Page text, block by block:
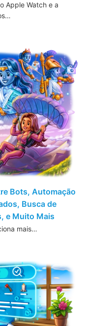
Apple Watch e a
Bots, Automação
Busca de
e Muito Mais
mais…